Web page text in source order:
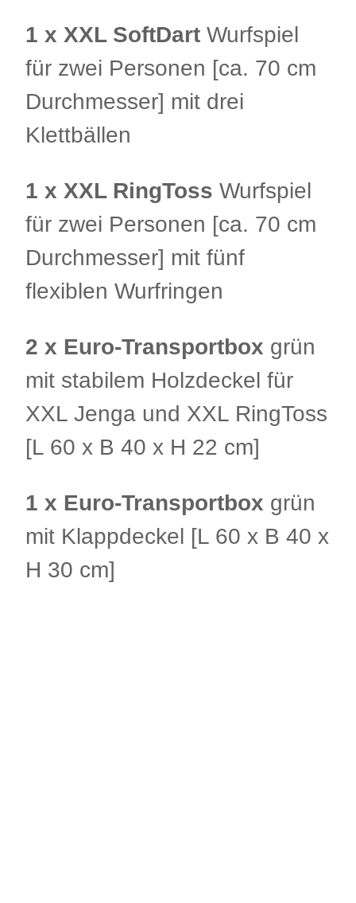
1 x XXL SoftDart Wurfspiel
für zwei Personen [ca. 70 cm
Durchmesser] mit drei
Klettbällen
1 x XXL RingToss Wurfspiel
für zwei Personen [ca. 70 cm
Durchmesser] mit fünf
flexiblen Wurfringen
2 x Euro-Transportbox grün
mit stabilem Holzdeckel für
XXL Jenga und XXL RingToss
[L 60 x B 40 x H 22 cm]
1 x Euro-Transportbox grün
mit Klappdeckel [L 60 x B 40 x
H 30 cm]